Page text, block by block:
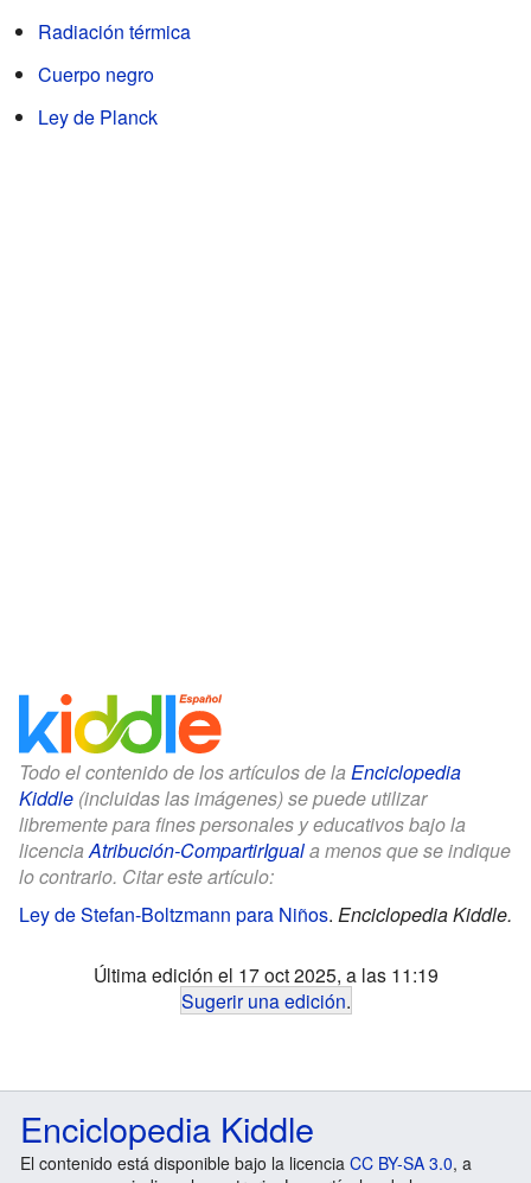
Radiación térmica
Cuerpo negro
Ley de Planck
Todo el contenido de los artículos de la Enciclopedia
Kiddle (incluidas las imágenes) se puede utilizar
libremente para fines personales y educativos bajo la
licenciaAtribución-CompartirIguala menos que se indique
lo contrario. Citar este artículo:
Ley de Stefan-Boltzmann para Niños. Enciclopedia Kiddle.
Última edición el 17 oct 2025, a las 11:19
Sugerir una edición.
Enciclopedia Kiddle
El contenido está disponible bajo la licencia CC BY-SA 3.0, a